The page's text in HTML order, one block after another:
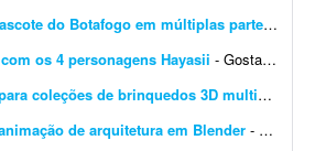
Modelagem 3D do mascote do Botafogo em múltiplas partes
-
os 4 personagens Hayasii - Gostaria de uma figura que, na verdade, seja uma cena com os quatro personagens da banda Hayasii, de DanDaDan. A cena de referência está em anexo. Minha ideia é que os personage...
Gerar arquivos .3mf para coleções de brinquedos 3D multicoloridos
de arquitetura em Blender - Procuro modelador e animador 3D especialista em Blender para criar animações urbanas e timelapses de cidades em estilo documentário. Deve incluir animação de elem...